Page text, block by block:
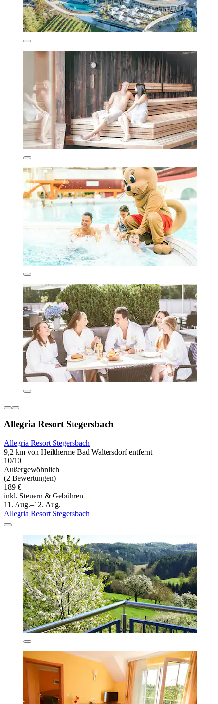
Allegria Resort Stegersbach
Allegria Resort Stegersbach
9,2 km von Heiltherme Bad Waltersdorf entfernt
10/10
Außergewöhnlich
(2 Bewertungen)
189 €
inkl. Steuern & Gebühren
11. Aug.–12. Aug.
Allegria Resort Stegersbach